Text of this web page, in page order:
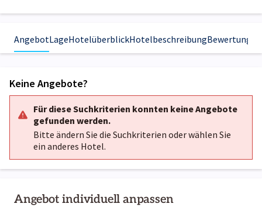
AngebotLageHotelüberblickHotelbeschreibungBewertungen
Angebot individuell anpassen
Keine Angebote?
Für diese Suchkriterien konnten keine Angebote
gefunden werden.
Bitte ändern Sie die Suchkriterien oder wählen Sie
ein anderes Hotel.